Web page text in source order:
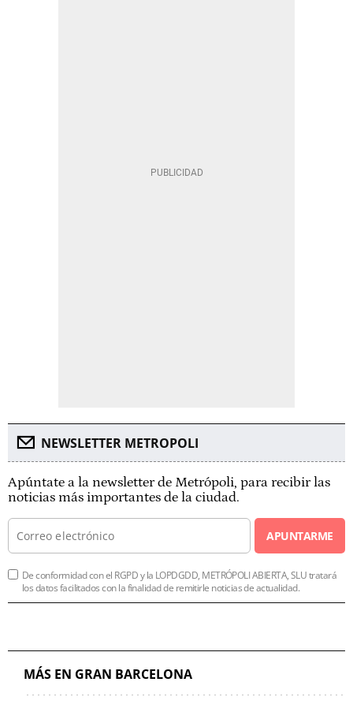
NEWSLETTER METROPOLI
Apúntate a la newsletter de Metrópoli, para recibir las
noticias más importantes de la ciudad.
APUNTARME
De conformidad con el RGPD y la LOPDGDD, METRÓPOLI ABIERTA, SLU tratará
los datos facilitados con la finalidad de remitirle noticias de actualidad.
MÁS EN GRAN BARCELONA